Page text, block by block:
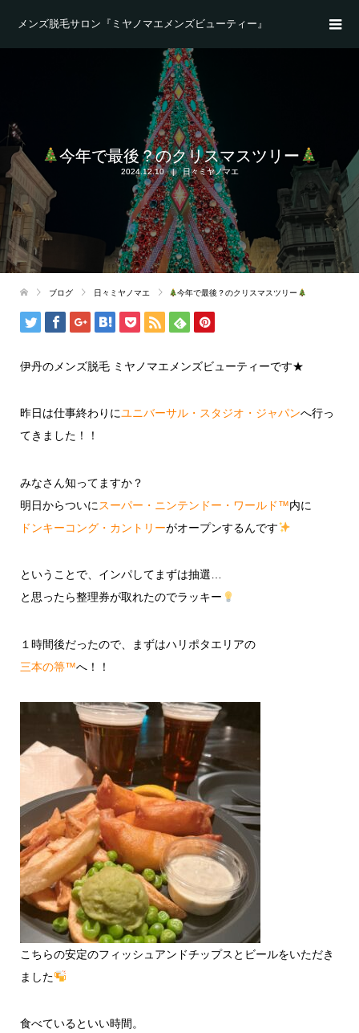
メンズ脱毛サロン『ミヤノマエメンズビューティー』
今年で最後？のクリスマスツリー
2024.12.10 日々ミヤノマエ
ブログ 日々ミヤノマエ 今年で最後？のクリスマスツリー
伊丹のメンズ脱毛 ミヤノマエメンズビューティーです★
昨日は仕事終わりにユニバーサル・スタジオ・ジャパンへ行っ
てきました！！
みなさん知ってますか？
明日からついに スーパー・ニンテンドー・ワールド™内に
ドンキーコング・カントリーがオープンするんです
ということで、インパしてまずは抽選…
と思ったら整理券が取れたのでラッキー
１時間後だったので、まずはハリポタエリアの
三本の箒™へ！！
こちらの安定のフィッシュアンドチップスとビールをいただき
ました
食べているといい時間。